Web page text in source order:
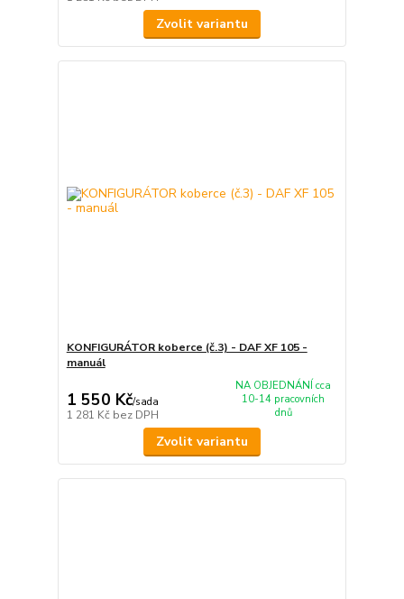
Zvolit variantu
KONFIGURÁTOR koberce (č.3) - DAF XF 105 -
manuál
1 550 Kč/sada
1 281 Kč bez DPH
NA OBJEDNÁNÍ cca
10-14 pracovních
dnů
Zvolit variantu